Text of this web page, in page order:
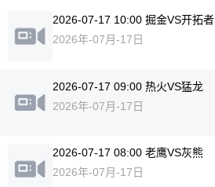
2026-07-17 10:00 掘金VS开拓者
2026年-07月-17日
2026-07-17 09:00 热火VS猛龙
2026年-07月-17日
2026-07-17 08:00 老鹰VS灰熊
2026年-07月-17日